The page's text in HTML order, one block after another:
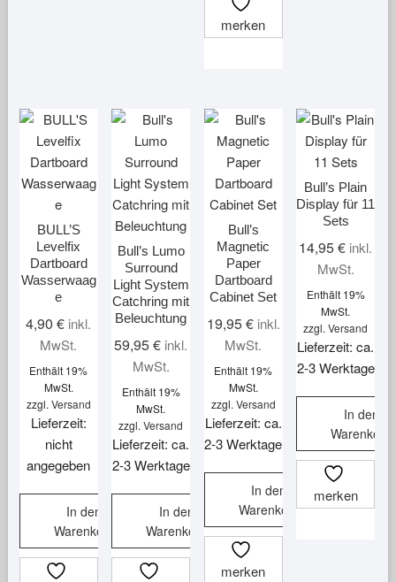
gewählt
werden
Produkt
weist
Die
Optionen
können
auf
der
Produktseite
gewählt
werden
merken
BULL’S
Levelfix
Dartboard
Wasserwaag
e
4,90€ inkl.
MwSt.
Enthält 19%
MwSt.
zzgl. Versand
Lieferzeit:
nicht
angegeben
In den
Warenkorb
Bull’s Lumo
Surround
Light System
Catchring mit
Beleuchtung
59,95€ inkl.
MwSt.
Enthält 19%
MwSt.
zzgl.Versand
Lieferzeit: ca.
2-3 Werktage
In den
Warenkorb
Bull’s
Magnetic
Paper
Dartboard
Cabinet Set
19,95€ inkl.
MwSt.
Enthält 19%
MwSt.
zzgl. Versand
Lieferzeit: ca.
2-3 Werktage
In den
Warenkorb
merken
Bull’s Plain
Display für 11
Sets
14,95€ inkl.
MwSt.
Enthält 19%
MwSt.
zzgl.Versand
Lieferzeit: ca.
2-3 Werktage
In den
Warenkorb
merken